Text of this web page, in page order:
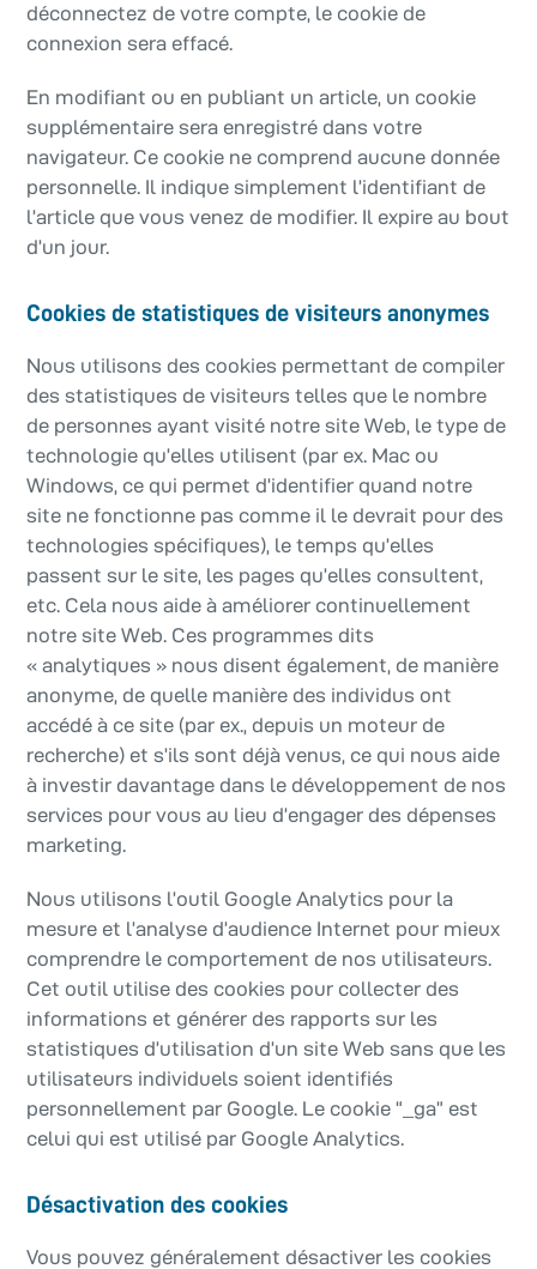
déconnectez de votre compte, le cookie de
connexion sera effacé.
En modifiant ou en publiant un article, un cookie
supplémentaire sera enregistré dans votre
navigateur. Ce cookie ne comprend aucune donnée
personnelle. Il indique simplement l’identifiant de
l’article que vous venez de modifier. Il expire au bout
d’un jour.
Cookies de statistiques de visiteurs anonymes
Nous utilisons des cookies permettant de compiler
des statistiques de visiteurs telles que le nombre
de personnes ayant visité notre site Web, le type de
technologie qu’elles utilisent (par ex. Mac ou
Windows, ce qui permet d’identifier quand notre
site ne fonctionne pas comme il le devrait pour des
technologies spécifiques), le temps qu’elles
passent sur le site, les pages qu’elles consultent,
etc. Cela nous aide à améliorer continuellement
notre site Web. Ces programmes dits
« analytiques » nous disent également, de manière
anonyme, de quelle manière des individus ont
accédé à ce site (par ex., depuis un moteur de
recherche) et s’ils sont déjà venus, ce qui nous aide
à investir davantage dans le développement de nos
services pour vous au lieu d’engager des dépenses
marketing.
Nous utilisons l’outil Google Analytics pour la
mesure et l’analyse d’audience Internet pour mieux
comprendre le comportement de nos utilisateurs.
Cet outil utilise des cookies pour collecter des
informations et générer des rapports sur les
statistiques d’utilisation d’un site Web sans que les
utilisateurs individuels soient identifiés
personnellement par Google. Le cookie “_ga” est
celui qui est utilisé par Google Analytics.
Désactivation des cookies
Vous pouvez généralement désactiver les cookies